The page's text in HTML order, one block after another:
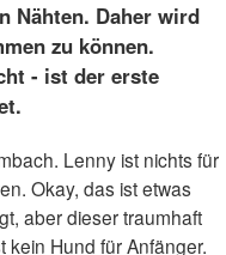
Nähten. Daher wird
zu können.
- ist der erste
Lenny ist nichts für
Okay, das ist etwas
aber dieser traumhaft
kein Hund für Anfänger.